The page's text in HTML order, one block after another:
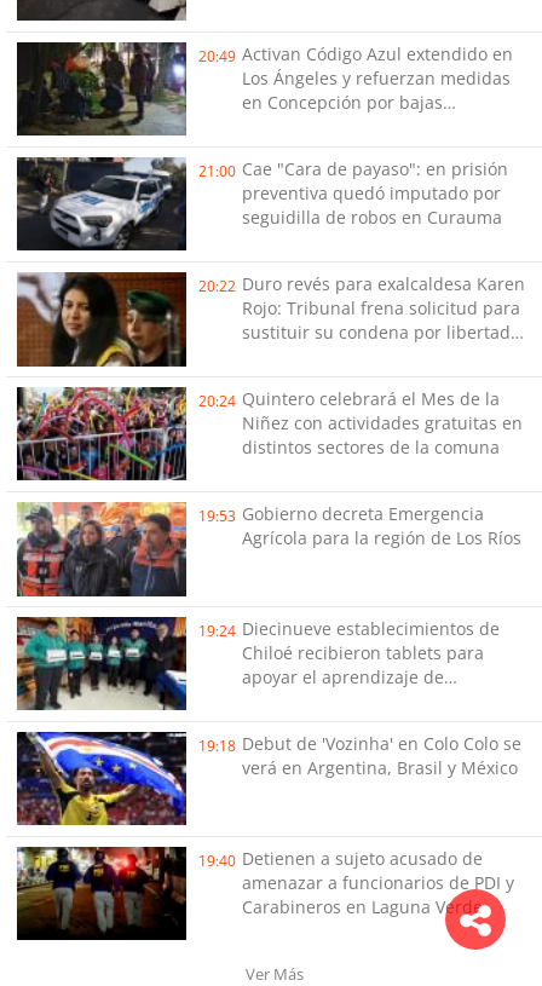
20:49 Activan Código Azul extendido en
Los Ángeles y refuerzan medidas
en Concepción por bajas
semana
21:00 Cae "Cara de payaso": en prisión
preventiva quedó imputado por
seguidilla de robos en Curauma
20:22 Duro revés para exalcaldesa Karen
Rojo: Tribunal frena solicitud para
sustituir su condena por libertad
20:24 Quintero celebrará el Mes de la
Niñez con actividades gratuitas en
distintos sectores de la comuna
19:53 Gobierno decreta Emergencia
Agrícola para la región de Los Ríos
19:24 Diecinueve establecimientos de
Chiloé recibieron tablets para
apoyar el aprendizaje de
19:18 Debut de 'Vozinha' en Colo Colo se
verá en Argentina, Brasil y México
19:40 Detienen a sujeto acusado de
amenazar a funcionarios de PDI y
Carabineros en Laguna Verde
Ver Más